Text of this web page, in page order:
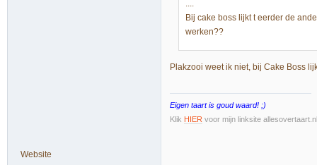
Bij cake boss lijkt t eerder de
werken??
Plakzooi weet ik niet, bij Cake Boss
Eigen taart is goud waard! ;)
Klik HIER voor mijn linksite
Website